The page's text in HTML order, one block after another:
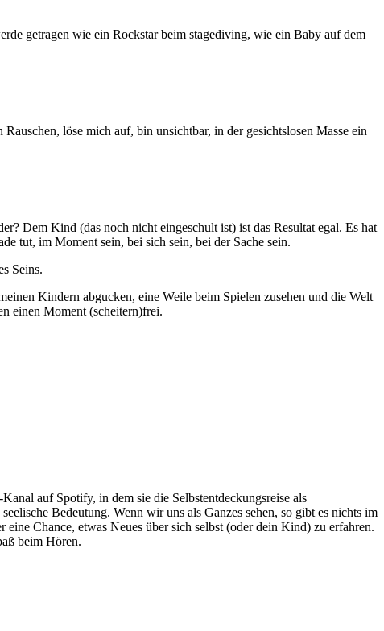
getragen wie ein Rockstar beim stagediving, wie ein Baby auf dem
löse mich auf, bin unsichtbar, in der gesichtslosen Masse ein
Dem Kind (das noch nicht eingeschult ist) ist das Resultat egal. Es hat
tut, im Moment sein, bei sich sein, bei der Sache sein.
Seins.
Kindern abgucken, eine Weile beim Spielen zusehen und die Welt
einen Moment (scheitern)frei.
auf Spotify, in dem sie die Selbstentdeckungsreise als
Bedeutung. Wenn wir uns als Ganzes sehen, so gibt es nichts im
Chance, etwas Neues über sich selbst (oder dein Kind) zu erfahren.
beim Hören.